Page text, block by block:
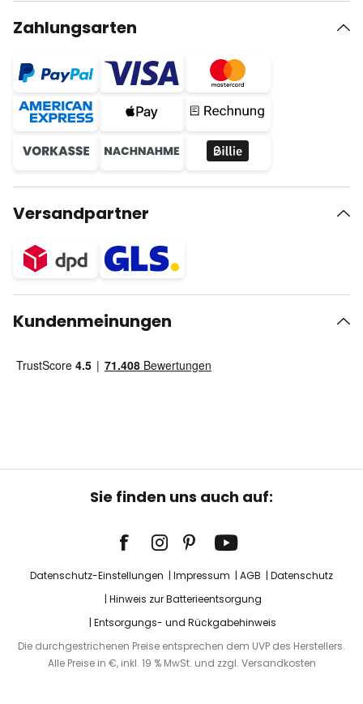
Zahlungsarten
Versandpartner
Kundenmeinungen
Sie finden uns auch auf:
Datenschutz-Einstellungen Impressum AGB
Datenschutz
Hinweis zur Batterieentsorgung
Entsorgungs- und Rückgabehinweis
Die durchgestrichenen Preise entsprechen dem UVP des Herstellers.
Alle Preise in €, inkl. 19 % MwSt. und zzgl. Versandkosten